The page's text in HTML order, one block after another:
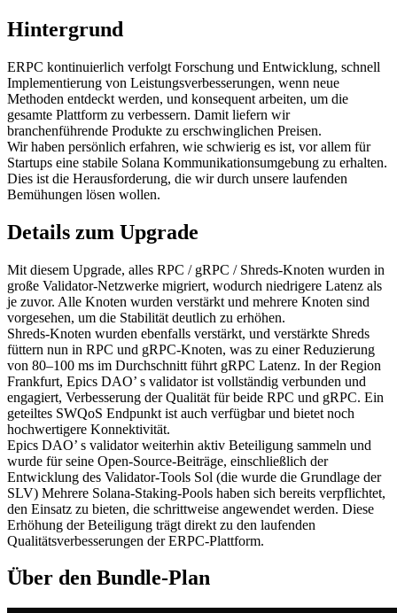
Hintergrund
ERPC kontinuierlich verfolgt Forschung und Entwicklung, schnell
Implementierung von Leistungsverbesserungen, wenn neue
Methoden entdeckt werden, und konsequent arbeiten, um die
gesamte Plattform zu verbessern. Damit liefern wir
branchenführende Produkte zu erschwinglichen Preisen.
Wir haben persönlich erfahren, wie schwierig es ist, vor allem für
Startups eine stabile Solana Kommunikationsumgebung zu erhalten.
Dies ist die Herausforderung, die wir durch unsere laufenden
Bemühungen lösen wollen.
Details zum Upgrade
Mit diesem Upgrade, alles RPC / gRPC / Shreds-Knoten wurden in
große Validator-Netzwerke migriert, wodurch niedrigere Latenz als
je zuvor. Alle Knoten wurden verstärkt und mehrere Knoten sind
vorgesehen, um die Stabilität deutlich zu erhöhen.
Shreds-Knoten wurden ebenfalls verstärkt, und verstärkte Shreds
füttern nun in RPC und gRPC-Knoten, was zu einer Reduzierung
von 80–100 ms im Durchschnitt führt gRPC Latenz. In der Region
Frankfurt, Epics DAO’ s validator ist vollständig verbunden und
engagiert, Verbesserung der Qualität für beide RPC und gRPC. Ein
geteiltes SWQoS Endpunkt ist auch verfügbar und bietet noch
hochwertigere Konnektivität.
Epics DAO’ s validator weiterhin aktiv Beteiligung sammeln und
wurde für seine Open-Source-Beiträge, einschließlich der
Entwicklung des Validator-Tools Sol (die wurde die Grundlage der
SLV) Mehrere Solana-Staking-Pools haben sich bereits verpflichtet,
den Einsatz zu bieten, die schrittweise angewendet werden. Diese
Erhöhung der Beteiligung trägt direkt zu den laufenden
Qualitätsverbesserungen der ERPC-Plattform.
Über den Bundle-Plan